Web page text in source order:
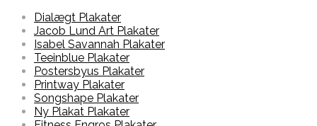
Dialægt Plakater
Jacob Lund Art Plakater
Isabel Savannah Plakater
Teeinblue Plakater
Postersbyus Plakater
Printway Plakater
Songshape Plakater
Ny Plakat Plakater